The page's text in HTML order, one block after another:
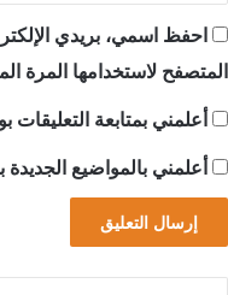
احفظ اسمي، بريدي
المتصفح لاستخدامها المرة
أعلمني بمتابعة التعليقات
أعلمني بالمواضيع الجديدة